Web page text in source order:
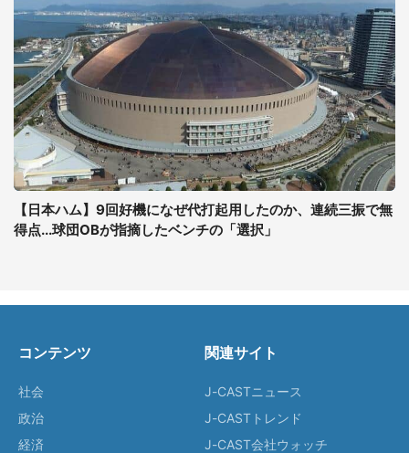
【日本ハム】9回好機になぜ代打起用したのか、連続三振で無
得点...球団OBが指摘したベンチの「選択」
コンテンツ
社会
政治
経済
関連サイト
J-CASTニュース
J-CASTトレンド
J-CAST会社ウォッチ